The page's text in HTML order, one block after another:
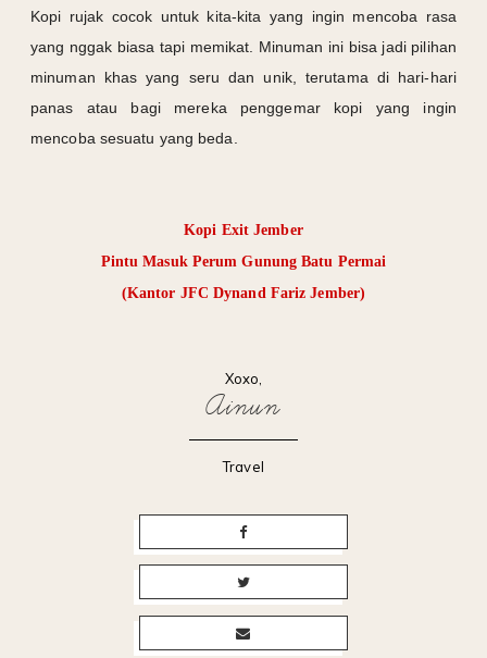
Kopi rujak cocok untuk kita-kita yang ingin mencoba rasa
yang nggak biasa tapi memikat. Minuman ini bisa jadi pilihan
minuman khas yang seru dan unik, terutama di hari-hari
panas atau bagi mereka penggemar kopi yang ingin
mencoba sesuatu yang beda.
Kopi Exit Jember
Pintu Masuk Perum Gunung Batu Permai
(Kantor JFC Dynand Fariz Jember)
Xoxo,
Ainun
Travel